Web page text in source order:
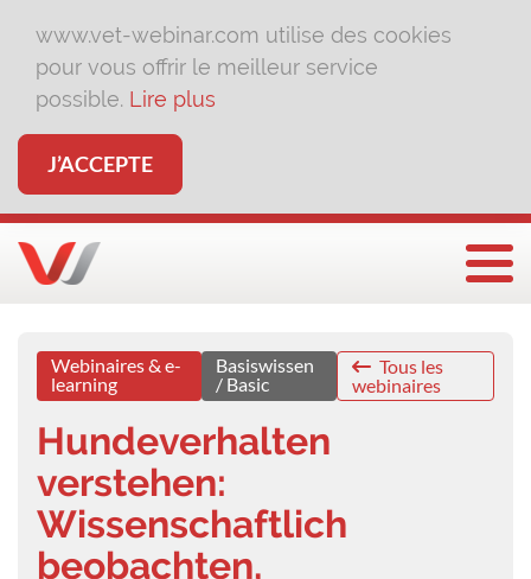
www.vet-webinar.com utilise des cookies
pour vous offrir le meilleur service
possible. Lire plus
J’ACCEPTE
Webinaires & e-
learning
Basiswissen
/ Basic
Tous les
webinaires
Hundeverhalten
verstehen:
Wissenschaftlich
beobachten,